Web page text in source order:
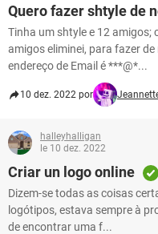
GUIA DE COMPRAS
Quero fazer shtyle de
Tinha um shtyle e 12 amigos;
amigos eliminei, para fazer
endereço de Email é ***@*...
10 dez. 2022 por
halleyhalligan
le 10 dez. 2022
Criar un logo online
Dizem-se todas as coisas
logótipos, estava sempre à
de encontrar uma f...